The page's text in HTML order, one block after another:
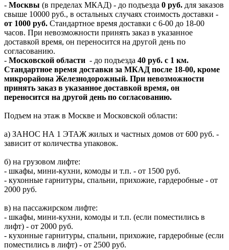
- Москвы (в пределах МКАД) - до подъезда 0 руб. для заказов
свыше 10000 руб., в остальных случаях стоимость доставки -
от 1000 руб. Стандартное время доставки с 6-00 до 18-00
часов. При невозможности принять заказ в указанное
доставкой время, он переносится на другой день по
согласованию.
- Московской области - до подъезда 40 руб. с 1 км.
Стандартное время доставки за МКАД после 18-00, кроме
микрорайона Железнодорожный. При невозможности
принять заказ в указанное доставкой время, он
переносится на другой день по согласованию.
Подъем на этаж в Москве и Московской области:
а) ЗАНОС НА 1 ЭТАЖ жилых и частных домов от 600 руб. -
зависит от количества упаковок.
б) на грузовом лифте:
- шкафы, мини-кухни, комоды и т.п. - от 1500 руб.
- кухонные гарнитуры, спальни, прихожие, гардеробные - от
2000 руб.
в) на пассажирском лифте:
- шкафы, мини-кухни, комоды и т.п. (если поместились в
лифт) - от 2000 руб.
- кухонные гарнитуры, спальни, прихожие, гардеробные (если
поместились в лифт) - от 2500 руб.